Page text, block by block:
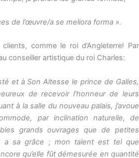
de l’œuvre/a se meliora forma ».
comme le roi d’Angleterre! Par
conseiller artistique du roi Charles:
et à Son Altesse le prince de Galles,
de recevoir l’honneur de leurs
à la salle du nouveau palais, j’avoue
par inclination naturelle, de
grands ouvrages que de petites
a sa grâce ; mon talent est tel que
qu’elle fût démesurée en quantité